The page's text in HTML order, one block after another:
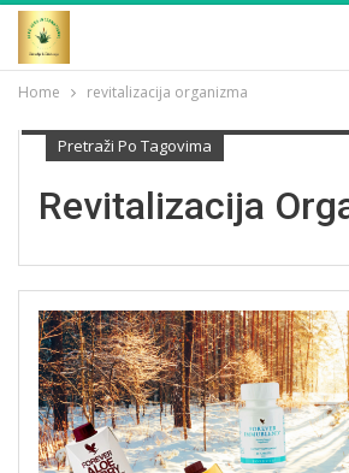
Home revitalizacija organizma
Pretraži Po Tagovima
Revitalizacija